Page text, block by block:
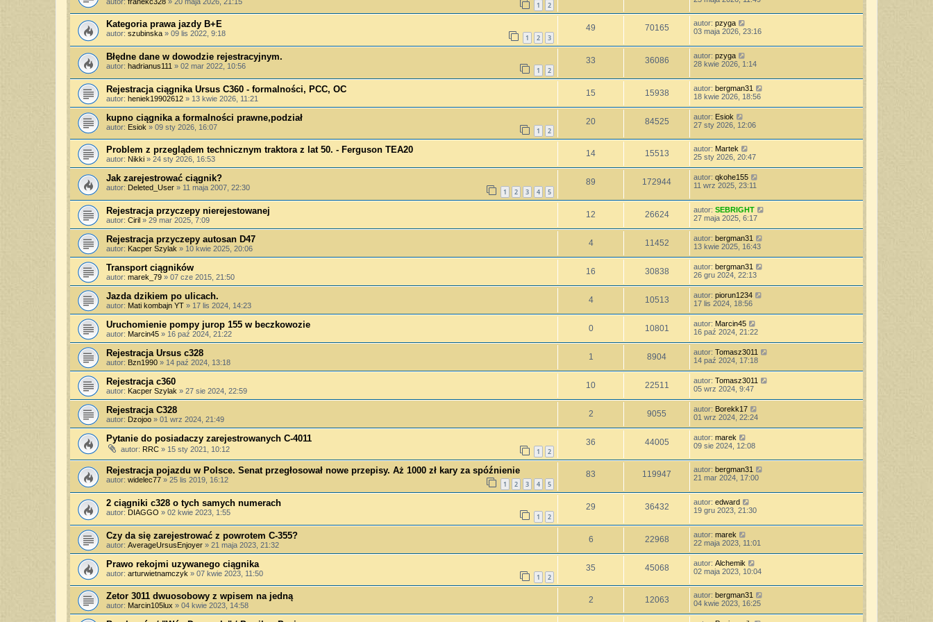
1 2
Kategoria prawa jazdy B+E
autor: szubinska » 09 lis 2022, 9:18 1 2 3
49 70165 autor: pzyga
03 maja 2026, 23:16
Błędne dane w dowodzie rejestracyjnym.
autor: hadrianus111 » 02 mar 2022, 10:56 1 2
33 36086 autor: pzyga
28 kwie 2026, 1:14
Rejestracja ciągnika Ursus C360 - formalności, PCC, OC
autor: heniek19902612 » 13 kwie 2026, 11:21
15 15938 autor: bergman31
18 kwie 2026, 18:56
kupno ciągnika a formalności prawne,podział
autor: Esiok » 09 sty 2026, 16:07 1 2
20 84525 autor: Esiok
27 sty 2026, 12:06
Problem z przeglądem technicznym traktora z lat 50. - Ferguson TEA20
autor: Nikki » 24 sty 2026, 16:53
14 15513 autor: Martek
25 sty 2026, 20:47
Jak zarejestrować ciągnik?
autor: Deleted_User » 11 maja 2007, 22:30 1 2 3 4 5
89 172944 autor: qkohe155
11 wrz 2025, 23:11
Rejestracja przyczepy nierejestowanej
autor: Ciril » 29 mar 2025, 7:09
12 26624 autor: SEBRIGHT
27 maja 2025, 6:17
Rejestracja przyczepy autosan D47
autor: Kacper Szylak » 10 kwie 2025, 20:06
4 11452 autor: bergman31
13 kwie 2025, 16:43
Transport ciągników
autor: marek_79 » 07 cze 2015, 21:50
16 30838 autor: bergman31
26 gru 2024, 22:13
Jazda dzikiem po ulicach.
autor: Mati kombajn YT » 17 lis 2024, 14:23
4 10513 autor: piorun1234
17 lis 2024, 18:56
Uruchomienie pompy jurop 155 w beczkowozie
autor: Marcin45 » 16 paź 2024, 21:22
0 10801 autor: Marcin45
16 paź 2024, 21:22
Rejestracja Ursus c328
autor: Bzn1990 » 14 paź 2024, 13:18
1 8904 autor: Tomasz3011
14 paź 2024, 17:18
Rejestracja c360
autor: Kacper Szylak » 27 sie 2024, 22:59
10 22511 autor: Tomasz3011
05 wrz 2024, 9:47
Rejestracja C328
autor: Dzojoo » 01 wrz 2024, 21:49
2 9055 autor: Borekk17
01 wrz 2024, 22:24
Pytanie do posiadaczy zarejestrowanych C-4011
autor: RRC » 15 sty 2021, 10:12 1 2
36 44005 autor: marek
09 sie 2024, 12:08
Rejestracja pojazdu w Polsce. Senat przegłosował nowe przepisy. Aż 1000 zł kary za spóźnienie
autor: widelec77 » 25 lis 2019, 16:12 1 2 3 4 5
83 119947 autor: bergman31
21 mar 2024, 17:00
2 ciągniki c328 o tych samych numerach
autor: DIAGGO » 02 kwie 2023, 1:55 1 2
29 36432 autor: edward
19 gru 2023, 21:30
Czy da się zarejestrować z powrotem C-355?
autor: AverageUrsusEnjoyer » 21 maja 2023, 21:32
6 22968 autor: marek
22 maja 2023, 11:01
Prawo rekojmi uzywanego ciągnika
autor: arturwietnamczyk » 07 kwie 2023, 11:50 1 2
35 45068 autor: Alchemik
02 maja 2023, 10:04
Zetor 3011 dwuosobowy z wpisem na jedną
autor: Marcin105lux » 04 kwie 2023, 14:58
2 12063 autor: bergman31
04 kwie 2023, 16:25